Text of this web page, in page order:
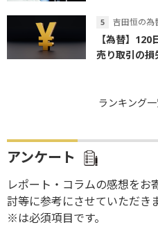
吉田恒の為
【為替】
売り取引の損
ランキング
アンケート
レポート・コラムの感想を
討等に参考にさせていただきま
※は必須項目です。